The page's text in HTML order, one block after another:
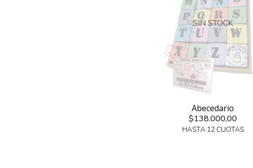
SIN STOCK
Abecedario
$138.000,00
HASTA 12 CUOTAS